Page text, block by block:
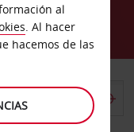
al
. Al hacer
hacemos de las